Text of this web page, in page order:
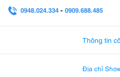
0948.024.334 - 0909.688.485
Thông tin
Địa chỉ